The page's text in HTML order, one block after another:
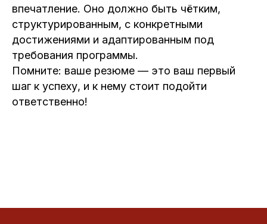
впечатление. Оно должно быть чётким,
структурированным, с конкретными
достижениями и адаптированным под
требования программы.
Помните: ваше резюме — это ваш первый
шаг к успеху, и к нему стоит подойти
ответственно!